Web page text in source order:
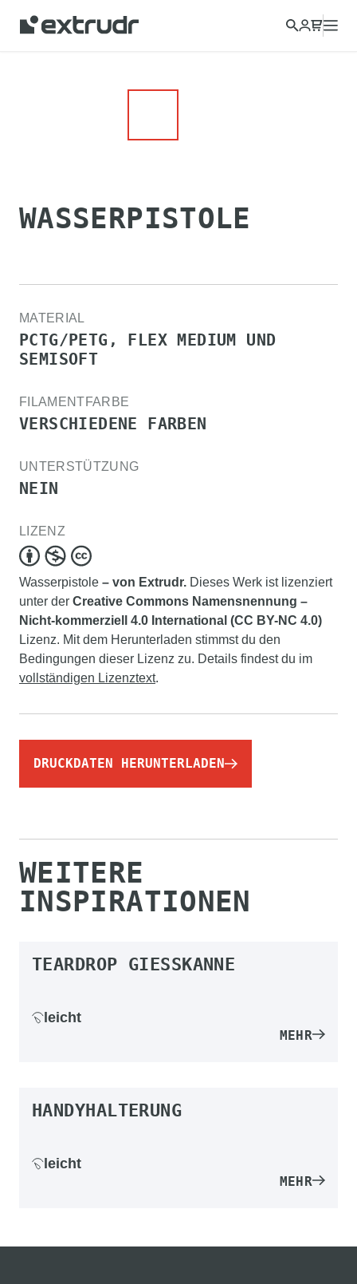
WASSERPISTOLE
MATERIAL
PCTG/PETG, FLEX MEDIUM UND
SEMISOFT
FILAMENTFARBE
VERSCHIEDENE FARBEN
UNTERSTÜTZUNG
NEIN
LIZENZ
Wasserpistole – von Extrudr. Dieses Werk ist lizenziert
unter der Creative Commons Namensnennung –
Nicht-kommerziell 4.0 International (CC BY-NC 4.0)
Lizenz. Mit dem Herunterladen stimmst du den
Bedingungen dieser Lizenz zu. Details findest du im
vollständigen Lizenztext.
DRUCKDATEN HERUNTERLADEN
WEITERE
INSPIRATIONEN
TEARDROP GIESSKANNE
leicht
MEHR
HANDYHALTERUNG
leicht
MEHR